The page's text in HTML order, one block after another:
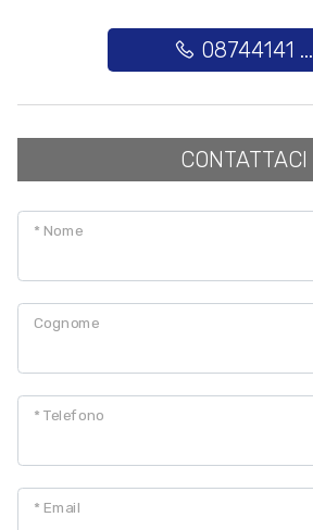
08744141 ...
CONTATTACI
* Nome
Cognome
* Telefono
* Email
Balcone/Terrazzo
Arredato
Nuova costruzione